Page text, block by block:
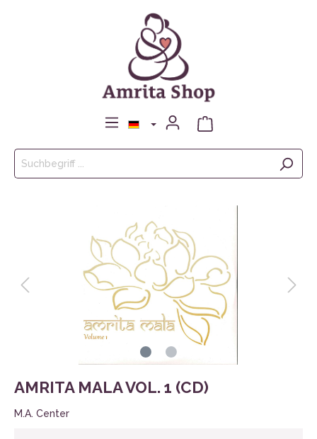
AMRITA MALA VOL. 1 (CD)
M.A. Center